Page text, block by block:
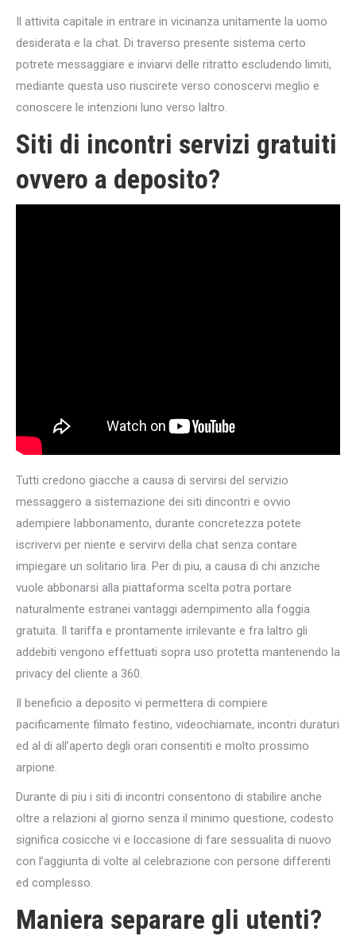
Il attivita capitale in entrare in vicinanza unitamente la uomo
desiderata e la chat. Di traverso presente sistema certo
potrete messaggiare e inviarvi delle ritratto escludendo limiti,
mediante questa uso riuscirete verso conoscervi meglio e
conoscere le intenzioni luno verso laltro.
Siti di incontri servizi gratuiti
ovvero a deposito?
Tutti credono giacche a causa di servirsi del servizio
messaggero a sistemazione dei siti dincontri e ovvio
adempiere labbonamento, durante concretezza potete
iscrivervi per niente e servirvi della chat senza contare
impiegare un solitario lira. Per di piu, a causa di chi anziche
vuole abbonarsi alla piattaforma scelta potra portare
naturalmente estranei vantaggi adempimento alla foggia
gratuita. Il tariffa e prontamente irrilevante e fra laltro gli
addebiti vengono effettuati sopra uso protetta mantenendo la
privacy del cliente a 360.
Il beneficio a deposito vi permettera di compiere
pacificamente filmato festino, videochiamate, incontri duraturi
ed al di all’aperto degli orari consentiti e molto prossimo
arpione.
Durante di piu i siti di incontri consentono di stabilire anche
oltre a relazioni al giorno senza il minimo questione, codesto
significa cosicche vi e loccasione di fare sessualita di nuovo
con l’aggiunta di volte al celebrazione con persone differenti
ed complesso.
Maniera separare gli utenti?